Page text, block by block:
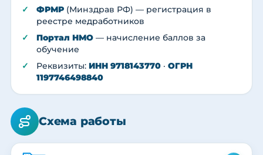
ФРМР (Минздрав РФ) — регистрация в
реестре медработников
Портал НМО — начисление баллов за
обучение
Реквизиты: ИНН 9718143770 · ОГРН
1197746498840
Схема работы